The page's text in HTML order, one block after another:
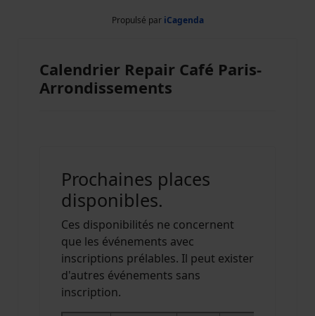
Propulsé par iCagenda
Calendrier Repair Café Paris-
Arrondissements
Prochaines places
disponibles.
Ces disponibilités ne concernent
que les événements avec
inscriptions prélables. Il peut exister
d'autres événements sans
inscription.